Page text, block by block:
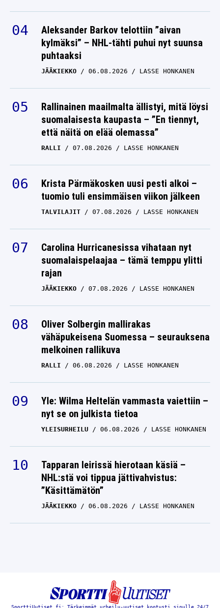
Aleksander Barkov telottiin ”aivan
kylmäksi” – NHL-tähti puhui nyt suunsa
puhtaaksi
JÄÄKIEKKO 06.08.2026 LASSE HONKANEN
Rallinainen maailmalta ällistyi, mitä löysi
suomalaisesta kaupasta – ”En tiennyt,
että näitä on elää olemassa”
RALLI 07.08.2026 LASSE HONKANEN
Krista Pärmäkosken uusi pesti alkoi –
tuomio tuli ensimmäisen viikon jälkeen
TALVILAJIT 07.08.2026 LASSE HONKANEN
Carolina Hurricanesissa vihataan nyt
suomalaispelaajaa – tämä temppu ylitti
rajan
JÄÄKIEKKO 07.08.2026 LASSE HONKANEN
Oliver Solbergin mallirakas
vähäpukeisena Suomessa – seurauksena
melkoinen rallikuva
RALLI 06.08.2026 LASSE HONKANEN
Yle: Wilma Heltelän vammasta vaiettiin –
nyt se on julkista tietoa
YLEISURHEILU 06.08.2026 LASSE HONKANEN
Tapparan leirissä hierotaan käsiä –
NHL:stä voi tippua jättivahvistus:
”Käsittämätön”
JÄÄKIEKKO 06.08.2026 LASSE HONKANEN